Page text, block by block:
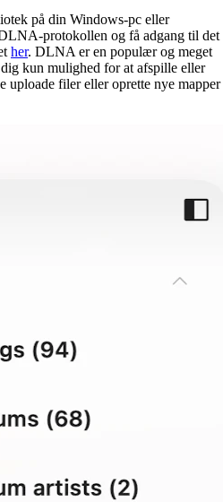
på din Windows-pc eller
protokollen og få adgang til det
her. DLNA er en populær og meget
kun mulighed for at afspille eller
uploade filer eller oprette nye mapper